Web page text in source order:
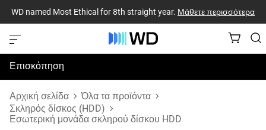
WD named Most Ethical for 8th straight year. Μάθετε περισσότερα
Επισκόπηση
Προδιαγραφές
Υποστήριξη & Πόροι
Αρχική σελίδα
Όλα τα προϊόντα
Σκληρός δίσκος (HDD)
Εσωτερική μονάδα σκληρού δίσκου HDD